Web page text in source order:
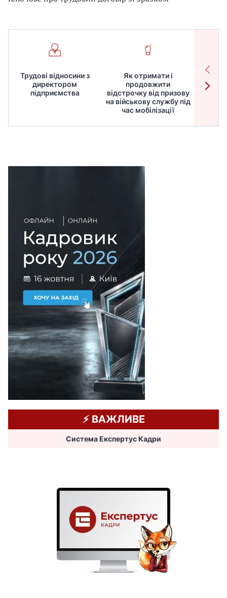
Трудові відносини з
директором
підприємства
Як отримати і
продовжити
відстрочку від призову
на військову службу під
час мобілізації
⚡️ ВАЖЛИВЕ
Система Експертус Кадри